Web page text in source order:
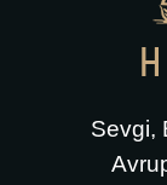
Sevgi,